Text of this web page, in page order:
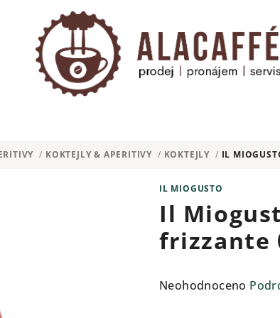
/ KOKTEJLY & APERITIVY / KOKTEJLY / IL
IL MIOGUSTO
Il
frizzante
Průměrné
Neohodnoceno